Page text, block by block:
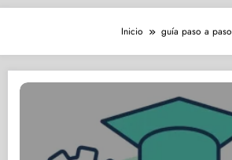
Inicio guía paso a paso